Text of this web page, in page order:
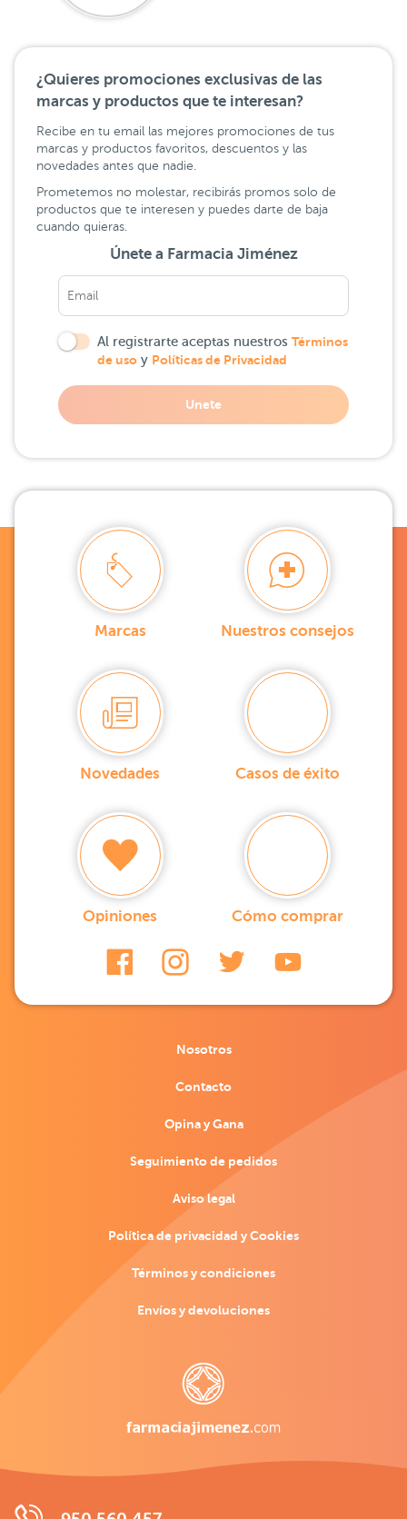
¿Quieres promociones exclusivas de las
marcas y productos que te interesan?
Recibe en tu email las mejores promociones de tus
marcas y productos favoritos, descuentos y las
novedades antes que nadie.
Prometemos no molestar, recibirás promos solo de
productos que te interesen y puedes darte de baja
cuando quieras.
Únete a Farmacia Jiménez
Al registrarte aceptas nuestros Términos
de uso y Políticas de Privacidad
Unete
Marcas Nuestros consejos
Novedades Casos de éxito
Opiniones Cómo comprar
Nosotros
Contacto
Opina y Gana
Seguimiento de pedidos
Aviso legal
Política de privacidad y Cookies
Términos y condiciones
Envíos y devoluciones